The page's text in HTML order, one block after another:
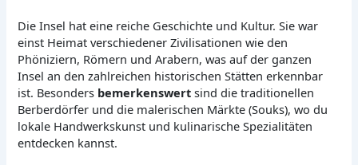
Die Insel hat eine reiche Geschichte und Kultur. Sie war
einst Heimat verschiedener Zivilisationen wie den
Phöniziern, Römern und Arabern, was auf der ganzen
Insel an den zahlreichen historischen Stätten erkennbar
ist. Besonders bemerkenswert sind die traditionellen
Berberdörfer und die malerischen Märkte (Souks), wo du
lokale Handwerkskunst und kulinarische Spezialitäten
entdecken kannst.